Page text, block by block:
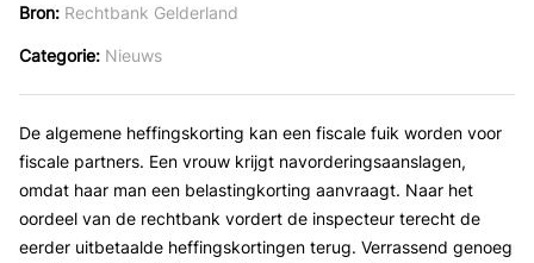
Bron Rechtbank Gelderland
Categorie Nieuws
De algemene heffingskorting kan een fiscale fuik worden voor
fiscale partners. Een vrouw krijgt navorderingsaanslagen,
omdat haar man een belastingkorting aanvraagt. Naar het
oordeel van de rechtbank vordert de inspecteur terecht de
eerder uitbetaalde heffingskortingen terug. Verrassend genoeg